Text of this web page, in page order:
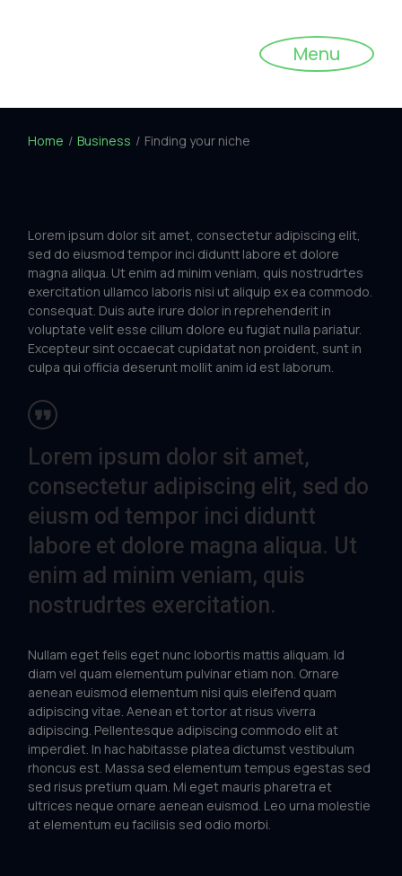
Menu
Home Business Finding your niche
Lorem ipsum dolor sit amet, consectetur adipiscing elit,
sed do eiusmod tempor inci diduntt labore et dolore
magna aliqua. Ut enim ad minim veniam, quis nostrudrtes
exercitation ullamco laboris nisi ut aliquip ex ea commodo.
consequat. Duis aute irure dolor in reprehenderit in
voluptate velit esse cillum dolore eu fugiat nulla pariatur.
Excepteur sint occaecat cupidatat non proident, sunt in
culpa qui officia deserunt mollit anim id est laborum.
Lorem ipsum dolor sit amet,
consectetur adipiscing elit, sed do
eiusm od tempor inci diduntt
labore et dolore magna aliqua. Ut
enim ad minim veniam, quis
nostrudrtes exercitation.
Nullam eget felis eget nunc lobortis mattis aliquam. Id
diam vel quam elementum pulvinar etiam non. Ornare
aenean euismod elementum nisi quis eleifend quam
adipiscing vitae. Aenean et tortor at risus viverra
adipiscing. Pellentesque adipiscing commodo elit at
imperdiet. In hac habitasse platea dictumst vestibulum
rhoncus est. Massa sed elementum tempus egestas sed
sed risus pretium quam. Mi eget mauris pharetra et
ultrices neque ornare aenean euismod. Leo urna molestie
at elementum eu facilisis sed odio morbi.